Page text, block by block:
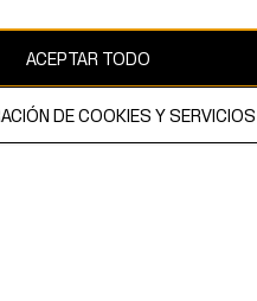
protegido por copyright y es
AB.ACEPTAR TODO
DE COOKIES Y SERVICIOS